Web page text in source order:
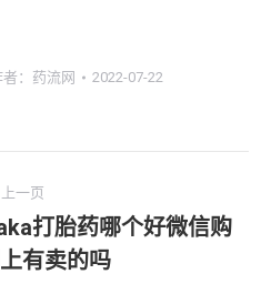
： 药流网 2022-07-22
上一页
上
一
打胎药哪个好微信购
有卖的吗